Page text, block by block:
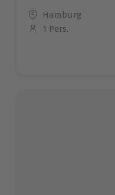
Standort
Hamburg
Anzahl der Teilnehmer
1 Pers.